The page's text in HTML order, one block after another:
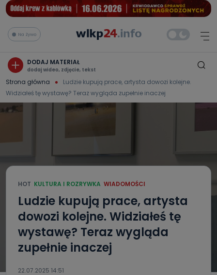
Na żywo
DODAJ MATERIAŁ
dodaj wideo, zdjęcie, tekst
Strona główna
Ludzie kupują prace, artysta dowozi kolejne.
Widziałeś tę wystawę? Teraz wygląda zupełnie inaczej
HOT KULTURA I ROZRYWKA WIADOMOŚCI
Ludzie kupują prace, artysta
dowozi kolejne. Widziałeś tę
wystawę? Teraz wygląda
zupełnie inaczej
22.07.2025 14:51